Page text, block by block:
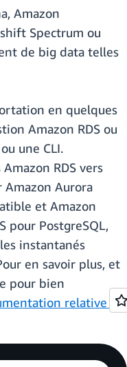
Amazon
Spectrum ou
de big data telles
en quelques
Amazon RDS ou
une CLI.
RDS vers
Amazon Aurora
et Amazon
pour PostgreSQL,
instantanés
en savoir plus, et
pour bien
relative à